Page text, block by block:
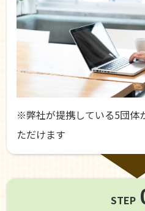
※弊社が提携している5団体
ただけます
STEP